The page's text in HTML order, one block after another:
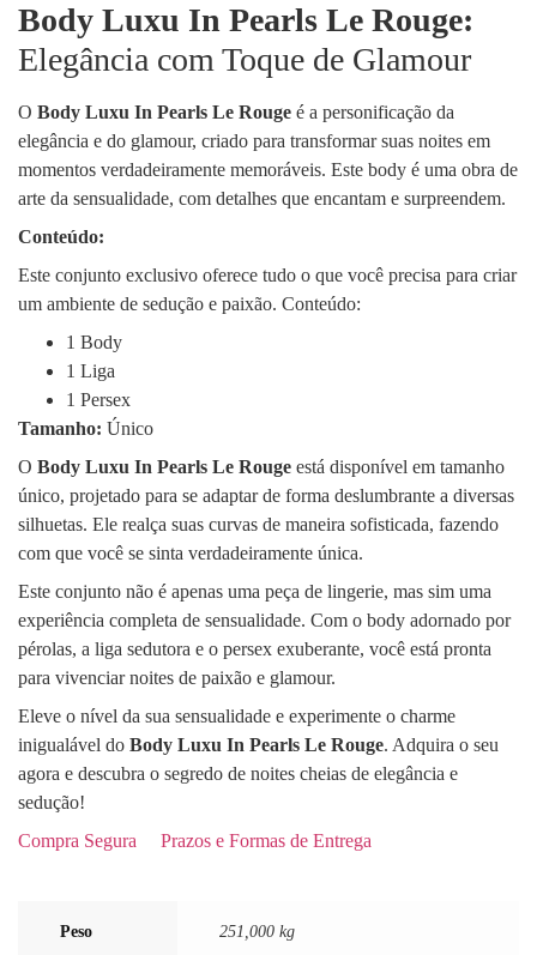
Body Luxu In Pearls Le Rouge:
Elegância com Toque de Glamour
O Body Luxu In Pearls Le Rouge é a personificação da
elegância e do glamour, criado para transformar suas noites em
momentos verdadeiramente memoráveis. Este body é uma obra de
arte da sensualidade, com detalhes que encantam e surpreendem.
Conteúdo:
Este conjunto exclusivo oferece tudo o que você precisa para criar
um ambiente de sedução e paixão. Conteúdo:
1 Body
1 Liga
1 Persex
Tamanho: Único
O Body Luxu In Pearls Le Rouge está disponível em tamanho
único, projetado para se adaptar de forma deslumbrante a diversas
silhuetas. Ele realça suas curvas de maneira sofisticada, fazendo
com que você se sinta verdadeiramente única.
Este conjunto não é apenas uma peça de lingerie, mas sim uma
experiência completa de sensualidade. Com o body adornado por
pérolas, a liga sedutora e o persex exuberante, você está pronta
para vivenciar noites de paixão e glamour.
Eleve o nível da sua sensualidade e experimente o charme
inigualável do Body Luxu In Pearls Le Rouge. Adquira o seu
agora e descubra o segredo de noites cheias de elegância e
sedução!
Compra Segura
Prazos e Formas de Entrega
Peso 251,000 kg